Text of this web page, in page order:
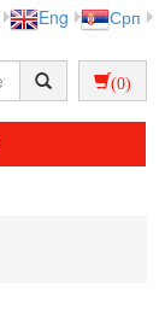
Eng Срп
(0)